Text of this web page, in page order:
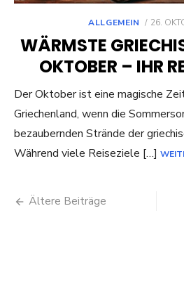
ALLGEMEIN
POSTED
26.
WÄRMSTE
OKTOBER – IHR
Der Oktober ist eine magische
Griechenland, wenn die
bezaubernden Strände der
Während viele Reiseziele […]
Ältere Beiträge